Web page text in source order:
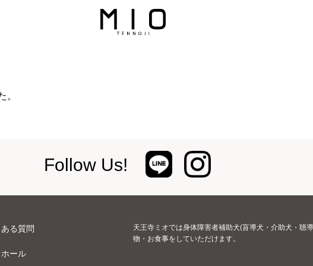
。
Follow Us!
る質問
ール
天王寺ミオでは身体障害者補助犬(盲導犬・介助犬・聴
物・お食事をしていただけます。